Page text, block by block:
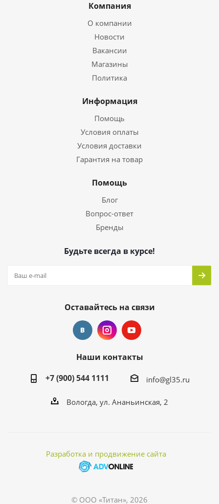
Компания
О компании
Новости
Вакансии
Магазины
Политика
Информация
Помощь
Условия оплаты
Условия доставки
Гарантия на товар
Помощь
Блог
Вопрос-ответ
Бренды
Будьте всегда в курсе!
Оставайтесь на связи
Наши контакты
+7 (900) 544 1111
info@gl35.ru
Вологда, ул. Ананьинская, 2
Разработка и продвижение сайта
© ООО «Титан», 2026